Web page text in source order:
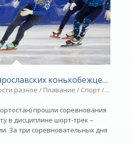
конькобежцев -
разное / Плавание / Спорт /
прошли соревнования
в дисциплине шорт-трек –
За три соревновательных дня